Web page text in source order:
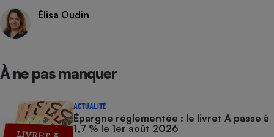
Élisa Oudin
À ne pas manquer
ACTUALITÉ
Épargne réglementée : le livret A passe à
1,7 % le 1er août 2026